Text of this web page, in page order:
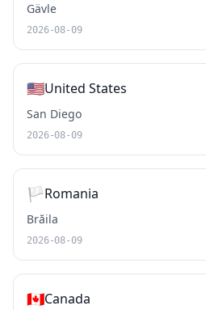
Gävle
2026-08-09
🇺🇸United States
San Diego
2026-08-09
🏳️Romania
Brăila
2026-08-09
🇨🇦Canada